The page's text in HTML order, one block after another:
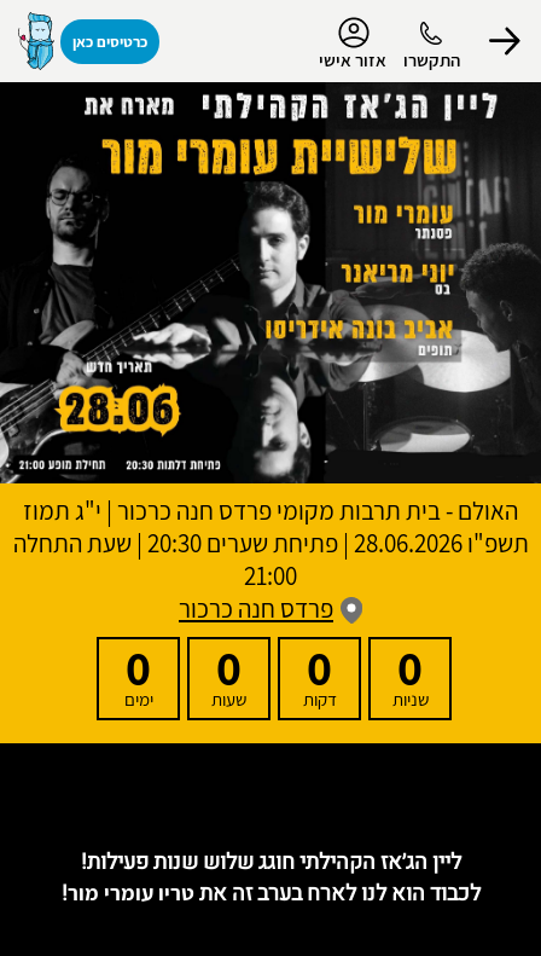
התקשרו אזור אישי
כרטיסים כאן
הפרופיל שלי
התנתק
האולם - בית תרבות מקומי פרדס חנה כרכור | י"ג תמוז
תשפ"ו
28.06.2026 | פתיחת שערים 20:30 | שעת התחלה
21:00
פרדס חנה כרכור
0
שניות
0
דקות
0
שעות
0
ימים
ליין הג׳אז הקהילתי חוגג שלוש שנות פעילות!
לכבוד הוא לנו לארח בערב זה אתטריו עומרי מור!